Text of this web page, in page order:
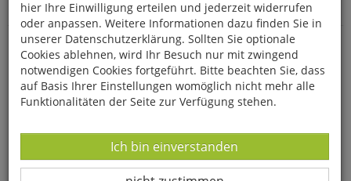
Insektenschutz
Citronella-Räucher-Set
hier Ihre Einwilligung erteilen und jederzeit widerrufen
oder anpassen. Weitere Informationen dazu finden Sie in
unserer Datenschutzerklärung. Sollten Sie optionale
Cookies ablehnen, wird Ihr Besuch nur mit zwingend
notwendigen Cookies fortgeführt. Bitte beachten Sie, dass
auf Basis Ihrer Einstellungen womöglich nicht mehr alle
Funktionalitäten der Seite zur Verfügung stehen.
Datenverarbeitung -
Ich bin einverstanden